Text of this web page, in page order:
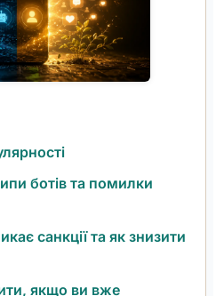
ботів та помилки
санкції та як знизити
якщо ви вже